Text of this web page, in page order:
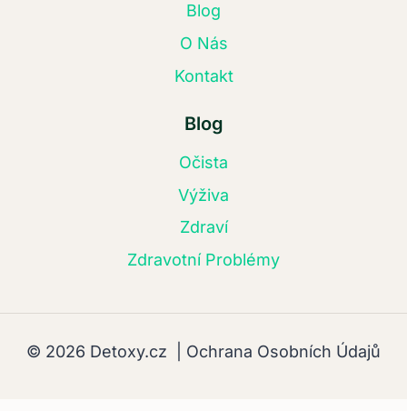
Blog
O Nás
Kontakt
Blog
Očista
Výživa
Zdraví
Zdravotní Problémy
© 2026 Detoxy.cz | Ochrana Osobních Údajů